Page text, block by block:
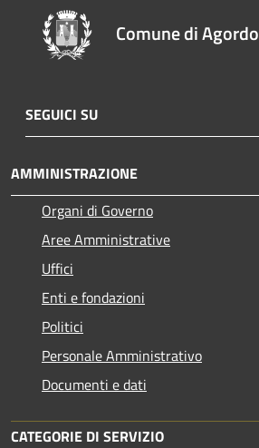
Comune di Agordo
SEGUICI SU
AMMINISTRAZIONE
Organi di Governo
Aree Amministrative
Uffici
Enti e fondazioni
Politici
Personale Amministrativo
Documenti e dati
CATEGORIE DI SERVIZIO